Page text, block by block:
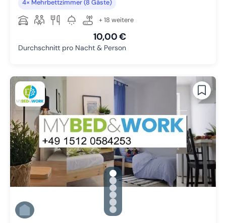
4× Mehrbettzimmer (8 Gäste)
+ 18 weitere
10,00 €
Durchschnitt pro Nacht & Person
gallery.slide_selector
Zu Slide 1 wechseln
Zu Slide 2 wechseln
Zu Slide 3 wechseln
Zu Slide 4 wechseln
Zu Slide 5 wechseln
Zu Slide 6 wechseln